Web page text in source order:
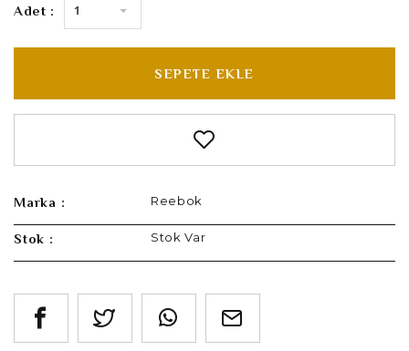
Adet : 1
SEPETE EKLE
Marka : Reebok
Stok : Stok Var